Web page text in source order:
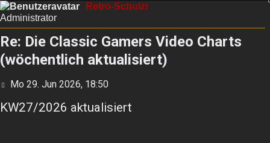
Retro-Schulzi
Administrator
Re: Die Classic Gamers Video Charts
(wöchentlich aktualisiert)
Beitrag
Mo 29. Jun 2026, 18:50
KW27/2026 aktualisiert